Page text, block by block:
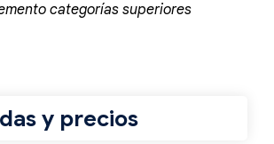
categorías superiores
y precios